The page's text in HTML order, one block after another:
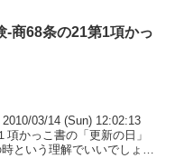
-商68条の21第1項かっ
03/14 (Sun) 12:02:13
かっこ書の「更新の日」
という理解でいいでしょう